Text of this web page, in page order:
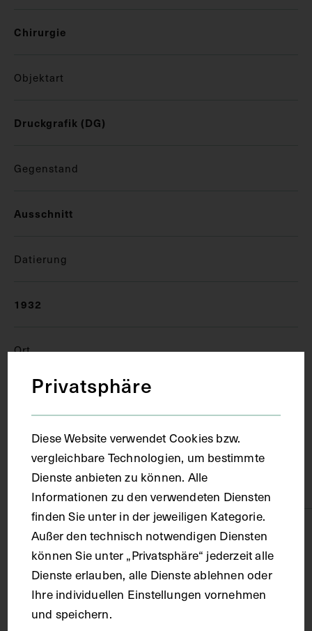
Chirurgie
Objektart
Druckgrafik (DG)
Gegenstand
Ausschnitt
Datierung
1932
Ort
Paris
Material
Karton
Technik
Farbdruck
Maße
Privatsphäre
Diese Website verwendet Cookies bzw.
vergleichbare Technologien, um bestimmte
Dienste anbieten zu können. Alle
Informationen zu den verwendeten Diensten
finden Sie unter in der jeweiligen Kategorie.
Außer den technisch notwendigen Diensten
können Sie unter „Privatsphäre“ jederzeit alle
Dienste erlauben, alle Dienste ablehnen oder
Ihre individuellen Einstellungen vornehmen
und speichern.